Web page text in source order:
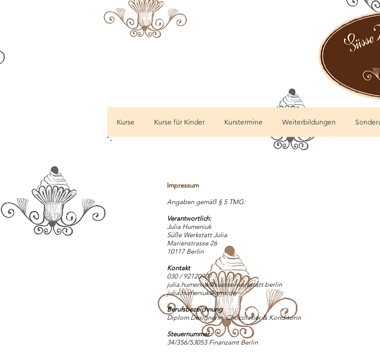
Kurse Kurse für Kinder Kurstermine Weiterbildungen
Impressum
Angaben gemäß § 5 TMG:
Verantwortlich:
Julia Humeniuk
Süße Werkstatt Julia
Marienstrasse 26
10117 Berlin
Kontakt
030 / 92120907
julia.humeniuk@suesse-werkstatt.berlin
julia.humeniuk@gmx.de
Berufsbezeichnung
Diplom Designerin, Chocolatier & Konditorin
Steuernummer:
34/356/53053Finanzamt Berlin